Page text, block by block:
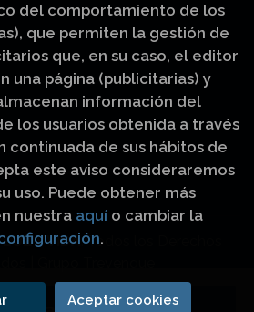
LUZ Y VIDA. Todos los Derechos
del comportamiento de los
que permiten la gestión de
que, en su caso, el editor
una página (publicitarias) y
información del
los usuarios obtenida a través
continuada de sus hábitos de
este aviso consideraremos
uso. Puede obtener más
nuestra aquí o cambiar la
.
Aceptar cookies